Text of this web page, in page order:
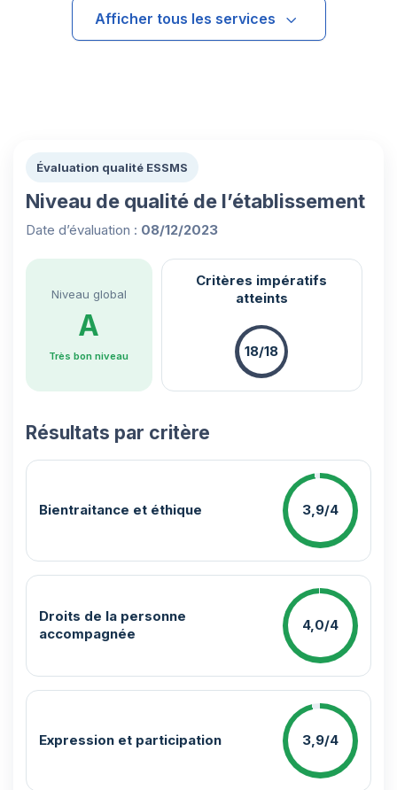
Afficher tous les services
Évaluation qualité ESSMS
Niveau de qualité de l’établissement
Date d’évaluation : 08/12/2023
Niveau global
A
Très bon niveau
Critères impératifs
atteints
18/18
Résultats par critère
Bientraitance et éthique 3,9/4
Droits de la personne
accompagnée
4,0/4
Expression et participation 3,9/4